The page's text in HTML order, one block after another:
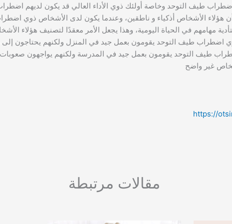
طيف التوحد وخاصة أولئك ذوي الأداء العالي قد يكون لديهم
هؤلاء الأشخاص أذكياء و ناطقين، وعندما يكون لدى الأشخاص ذوي
مهامهم في الحياة اليومية، وهذا يجعل الأمر معقدًا لتصنيف هؤلاء
اضطراب طيف التوحد يقومون بعمل جيد في المنزل ولكنهم يحتاجون
طيف التوحد يقومون بعمل جيد في المدرسة ولكنهم يواجهون
غير واضح
https://
مقالات مرتبطة